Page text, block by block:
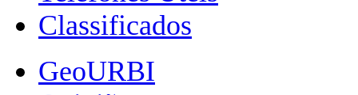
Classificados
GeoURBI